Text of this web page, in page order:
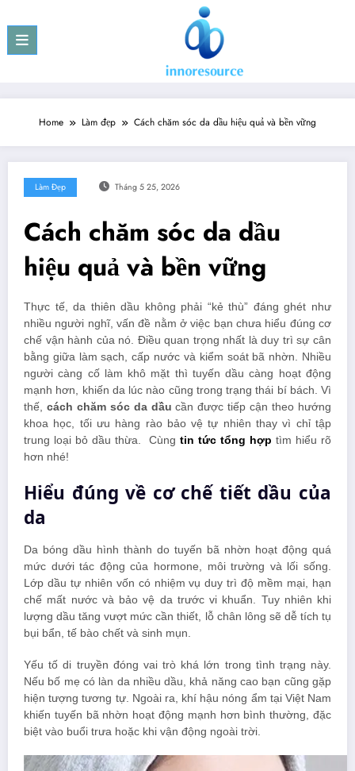
content
Home Làm đẹp Cách chăm sóc da dầu hiệu quả và bền vững
Làm Đẹp Tháng 5 25, 2026
Cách chăm sóc da dầu
hiệu quả và bền vững
Thực tế, da thiên dầu không phải “kẻ thù” đáng ghét như
nhiều người nghĩ, vấn đề nằm ở việc bạn chưa hiểu đúng cơ
chế vận hành của nó. Điều quan trọng nhất là duy trì sự cân
bằng giữa làm sạch, cấp nước và kiểm soát bã nhờn. Nhiều
người càng cố làm khô mặt thì tuyến dầu càng hoạt động
mạnh hơn, khiến da lúc nào cũng trong trạng thái bí bách. Vì
thế, cách chăm sóc da dầu cần được tiếp cận theo hướng
khoa học, tối ưu hàng rào bảo vệ tự nhiên thay vì chỉ tập
trung loại bỏ dầu thừa. Cùng tin tức tổng hợp tìm hiểu rõ
hơn nhé!
Hiểu đúng về cơ chế tiết dầu của
da
Da bóng dầu hình thành do tuyến bã nhờn hoạt động quá
mức dưới tác động của hormone, môi trường và lối sống.
Lớp dầu tự nhiên vốn có nhiệm vụ duy trì độ mềm mại, hạn
chế mất nước và bảo vệ da trước vi khuẩn. Tuy nhiên khi
lượng dầu tăng vượt mức cần thiết, lỗ chân lông sẽ dễ tích tụ
bụi bẩn, tế bào chết và sinh mụn.
Yếu tố di truyền đóng vai trò khá lớn trong tình trạng này.
Nếu bố mẹ có làn da nhiều dầu, khả năng cao bạn cũng gặp
hiện tượng tương tự. Ngoài ra, khí hậu nóng ẩm tại Việt Nam
khiến tuyến bã nhờn hoạt động mạnh hơn bình thường, đặc
biệt vào buổi trưa hoặc khi vận động ngoài trời.